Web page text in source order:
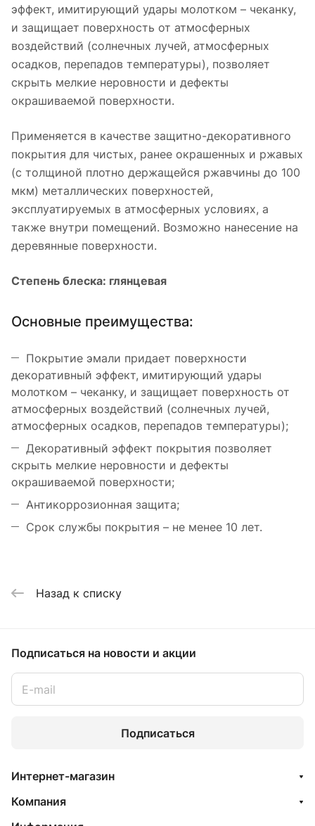
эффект, имитирующий удары молотком – чеканку,
и защищает поверхность от атмосферных
воздействий (солнечных лучей, атмосферных
осадков, перепадов температуры), позволяет
скрыть мелкие неровности и дефекты
окрашиваемой поверхности.
Применяется в качестве защитно-декоративного
покрытия для чистых, ранее окрашенных и ржавых
(с толщиной плотно держащейся ржавчины до 100
мкм) металлических поверхностей,
эксплуатируемых в атмосферных условиях, а
также внутри помещений. Возможно нанесение на
деревянные поверхности.
Степень блеска: глянцевая
Основные преимущества:
Покрытие эмали придает поверхности
декоративный эффект, имитирующий удары
молотком – чеканку, и защищает поверхность от
атмосферных воздействий (солнечных лучей,
атмосферных осадков, перепадов температуры);
Декоративный эффект покрытия позволяет
скрыть мелкие неровности и дефекты
окрашиваемой поверхности;
Антикоррозионная защита;
Срок службы покрытия – не менее 10 лет.
Назад к списку
Подписаться на новости и акции
Подписаться
Интернет-магазин
Компания